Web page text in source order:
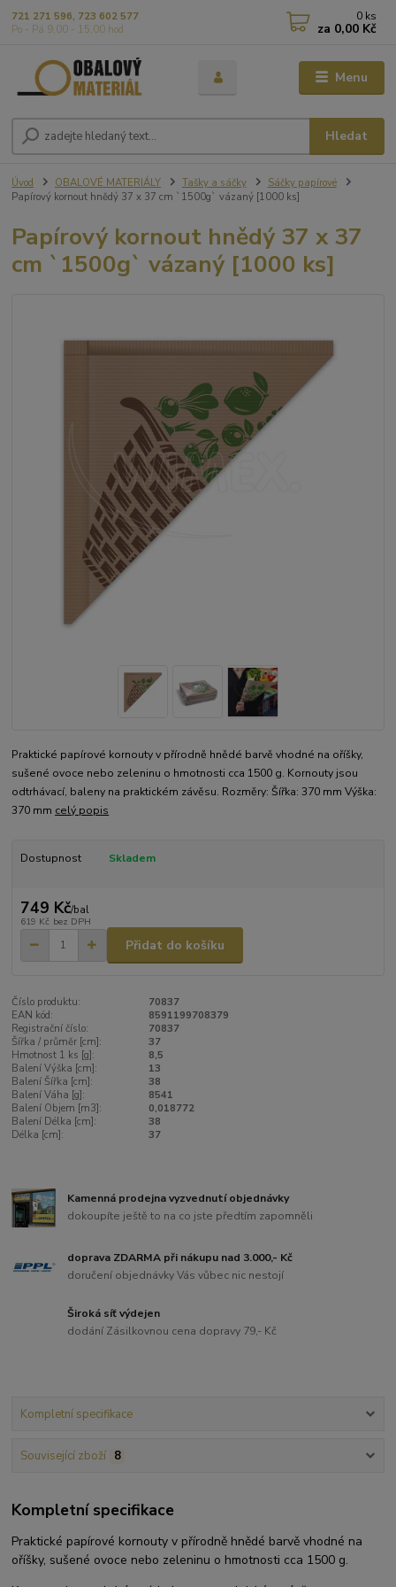
Menu
Hledat
721 271 596, 723 602 577
Po - Pá 9,00 - 15,00 hod
0 ks
za 0,00 Kč
Úvod OBALOVÉ MATERIÁLY Tašky a sáčky
Sáčky papírové
Papírový kornout hnědý 37 x 37 cm `1500g` vázaný [1000 ks]
Papírový kornout hnědý 37 x 37
cm `1500g` vázaný [1000 ks]
Praktické papírové kornouty v přírodně hnědé barvě vhodné na oříšky,
sušené ovoce nebo zeleninu o hmotnosti cca 1500 g. Kornouty jsou
odtrhávací, baleny na praktickém závěsu. Rozměry: Šířka: 370 mm Výška:
370 mm celý popis
Dostupnost Skladem
749 Kč/bal
619 Kč bez DPH
Přidat do košíku
Číslo produktu:
70837
EAN kód:
8591199708379
Registrační číslo:
70837
Šířka / průměr [cm]:
37
Hmotnost 1 ks [g]:
8,5
Balení Výška [cm]:
13
Balení Šířka [cm]:
38
Balení Váha [g]:
8541
Balení Objem [m3]:
0,018772
Balení Délka [cm]:
38
Délka [cm]:
37
Kamenná prodejna vyzvednutí objednávky
dokoupíte ještě to na co jste předtím zapomněli
doprava ZDARMA při nákupu nad 3.000,- Kč
doručení objednávky Vás vůbec nic nestojí
Široká síť výdejen
dodání Zásilkovnou cena dopravy 79,- Kč
Kompletní specifikace
Související zboží 8
Kompletní specifikace
Praktické papírové kornouty v přírodně hnědé barvě vhodné na
oříšky, sušené ovoce nebo zeleninu o hmotnosti cca 1500 g.